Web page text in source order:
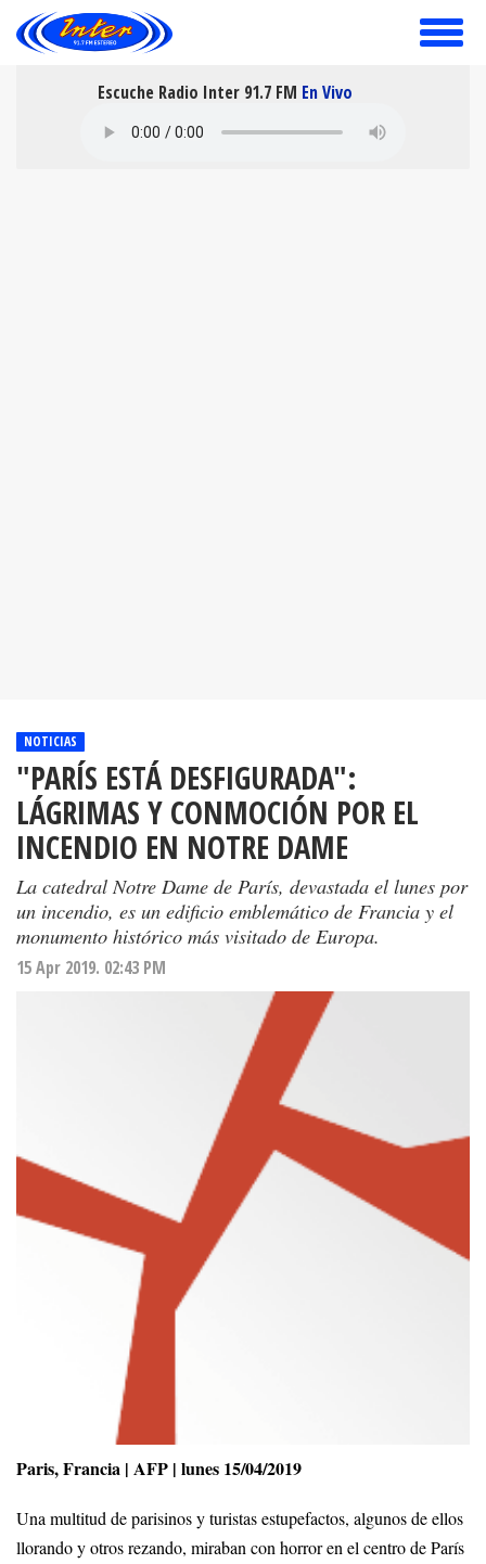
toggle
Escuche Radio Inter 91.7 FM En Vivo
NOTICIAS
"PARÍS ESTÁ DESFIGURADA":
LÁGRIMAS Y CONMOCIÓN POR EL
INCENDIO EN NOTRE DAME
La catedral Notre Dame de París, devastada el lunes por
un incendio, es un edificio emblemático de Francia y el
monumento histórico más visitado de Europa.
15 Apr 2019. 02:43 PM
Paris, Francia | AFP | lunes 15/04/2019
Una multitud de parisinos y turistas estupefactos, algunos de ellos
llorando y otros rezando, miraban con horror en el centro de París